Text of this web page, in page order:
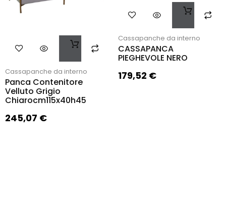
Cassapanche da interno
Panca Contenitore
Velluto Grigio
Chiarocm115x40h45
245,07 €
Cassapanche da interno
CASSAPANCA
PIEGHEVOLE NERO
179,52 €